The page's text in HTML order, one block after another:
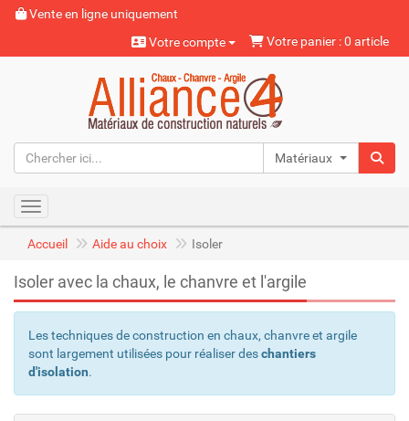
Vente en ligne uniquement
Votre compte
Votre panier : 0 article
Matériaux naturels
Toggle navigation
Accueil Aide au choix Isoler
Isoler avec la chaux, le chanvre et l'argile
Les techniques de construction en chaux, chanvre et argile
sont largement utilisées pour réaliser deschantiers
d'isolation.